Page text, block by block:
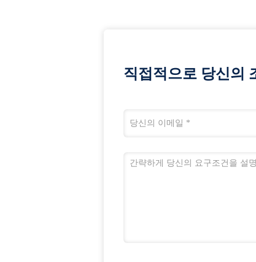
직접적으로 당신의